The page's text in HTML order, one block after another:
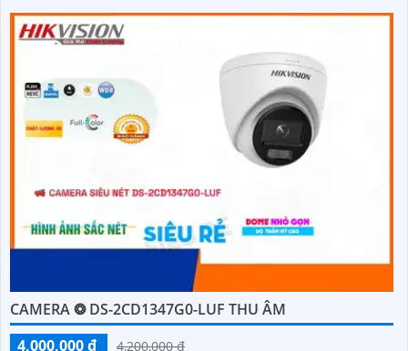
CAMERA ❂ DS-2CD1347G0-LUF THU ÂM
4,000,000 ₫
4,200,000 ₫